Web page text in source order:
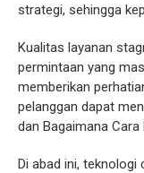
strategi, sehingga
Kualitas layanan
permintaan yang
memberikan
pelanggan dapat
dan Bagaimana Cara
Di abad ini, teknologi